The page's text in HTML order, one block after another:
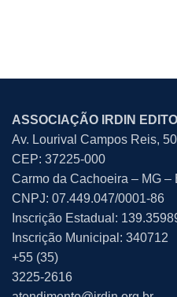
ASSOCIAÇÃO IRDIN
Av. Lourival Campos Reis,
CEP: 37225-000
Carmo da Cachoeira – MG –
CNPJ: 07.449.047/0001-86
Inscrição Estadual:
Inscrição Municipal: 340712
+55 (35)
3225-2616